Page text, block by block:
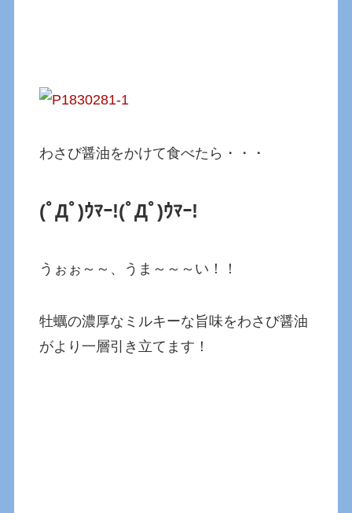
わさび醤油をかけて食べたら・・・
(ﾟДﾟ)ｳﾏｰ!(ﾟДﾟ)ｳﾏｰ!
うぉぉ～～、うま～～～い！！
牡蠣の濃厚なミルキーな旨味をわさび醤油
がより一層引き立てます！